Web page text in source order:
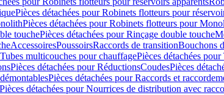
Pièces détachées pour Robinets flotteurs pour
Pièces détachées pour Robinets flotteurs pour
touchePièces détachées pour Rinçage double touche
AccessoiresPoussoirsRaccords de transitionBouchons
Tubes multicouches pour chauffagePièces détachées
Pièces détachées pour RéductionsCoudesPièces
Pièces détachées pour Raccords et
Pièces détachées pour Nourrices de distribution avec